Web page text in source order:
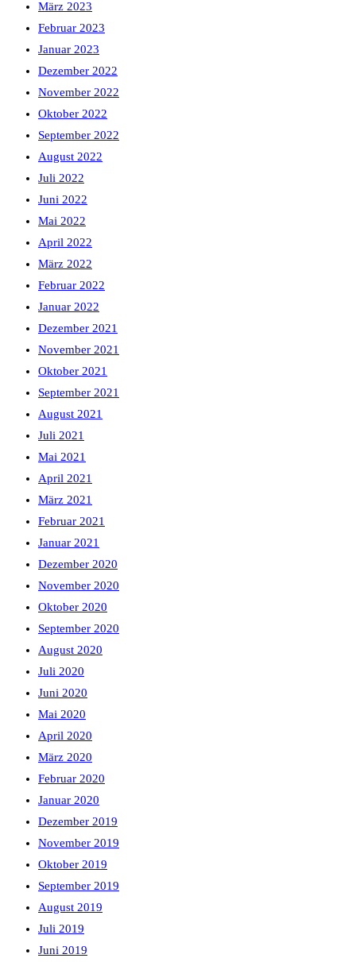
März 2023
Februar 2023
Januar 2023
Dezember 2022
November 2022
Oktober 2022
September 2022
August 2022
Juli 2022
Juni 2022
Mai 2022
April 2022
März 2022
Februar 2022
Januar 2022
Dezember 2021
November 2021
Oktober 2021
September 2021
August 2021
Juli 2021
Mai 2021
April 2021
März 2021
Februar 2021
Januar 2021
Dezember 2020
November 2020
Oktober 2020
September 2020
August 2020
Juli 2020
Juni 2020
Mai 2020
April 2020
März 2020
Februar 2020
Januar 2020
Dezember 2019
November 2019
Oktober 2019
September 2019
August 2019
Juli 2019
Juni 2019